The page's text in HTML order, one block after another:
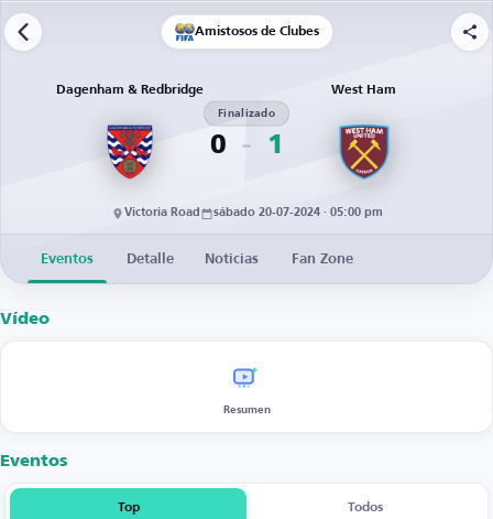
Amistosos de Clubes
Dagenham & Redbridge
0
Finalizado
1
West Ham
Victoria Road sábado 20-07-2024 · 05:00 pm
Eventos Detalle Noticias Fan Zone
Vídeo
Resumen
Eventos
Top Todos